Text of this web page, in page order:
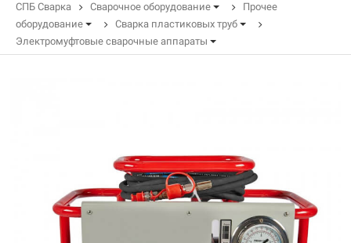
СПБ Сварка Сварочное оборудование
Прочее
оборудование
Сварка пластиковых труб
Электромуфтовые сварочные аппараты